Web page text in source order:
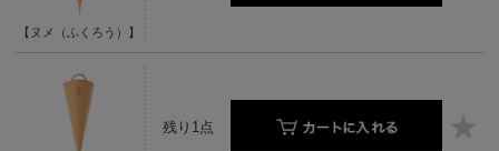
【ヌメ（ふくろう）】
残り1点